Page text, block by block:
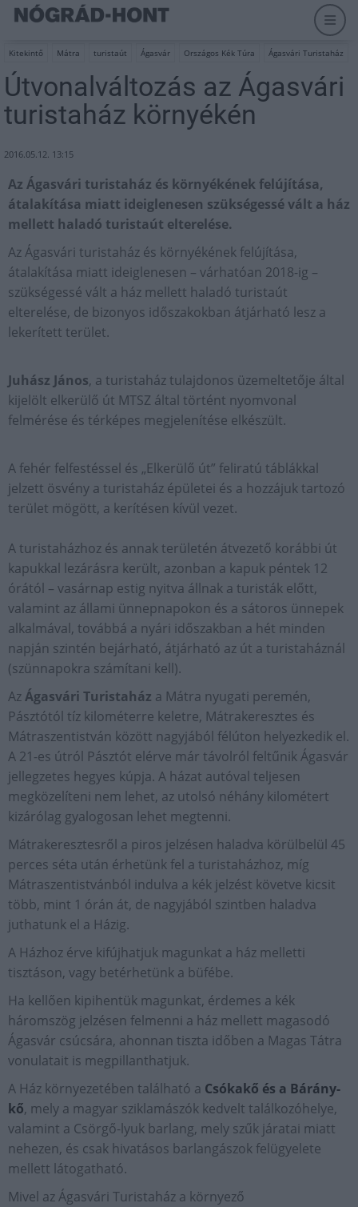
Kitekintő Mátra turistaút Ágasvár Országos Kék Túra Ágasvári Turistaház
Útvonalváltozás az Ágasvári
turistaház környékén
2016.05.12. 13:15
Az Ágasvári turistaház és környékének felújítása,
átalakítása miatt ideiglenesen szükségessé vált a ház
mellett haladó turistaút elterelése.
Az Ágasvári turistaház és környékének felújítása,
átalakítása miatt ideiglenesen – várhatóan 2018-ig –
szükségessé vált a ház mellett haladó turistaút
elterelése, de bizonyos időszakokban átjárható lesz a
lekerített terület.
Juhász János, a turistaház tulajdonos üzemeltetője által
kijelölt elkerülő út MTSZ által történt nyomvonal
felmérése és térképes megjelenítése elkészült.
A fehér felfestéssel és „Elkerülő út” feliratú táblákkal
jelzett ösvény a turistaház épületei és a hozzájuk tartozó
terület mögött, a kerítésen kívül vezet.
A turistaházhoz és annak területén átvezető korábbi út
kapukkal lezárásra került, azonban a kapuk péntek 12
órától – vasárnap estig nyitva állnak a turisták előtt,
valamint az állami ünnepnapokon és a sátoros ünnepek
alkalmával, továbbá a nyári időszakban a hét minden
napján szintén bejárható, átjárható az út a turistaháznál
(szünnapokra számítani kell).
AzÁgasvári Turistaház a Mátra nyugati peremén,
Pásztótól tíz kilométerre keletre, Mátrakeresztes és
Mátraszentistván között nagyjából félúton helyezkedik el.
A 21-es útról Pásztót elérve már távolról feltűnik Ágasvár
jellegzetes hegyes kúpja. A házat autóval teljesen
megközelíteni nem lehet, az utolsó néhány kilométert
kizárólag gyalogosan lehet megtenni.
Mátrakeresztesről a piros jelzésen haladva körülbelül 45
perces séta után érhetünk fel a turistaházhoz, míg
Mátraszentistvánból indulva a kék jelzést követve kicsit
több, mint 1 órán át, de nagyjából szintben haladva
juthatunk el a Házig.
A Házhoz érve kifújhatjuk magunkat a ház melletti
tisztáson, vagy betérhetünk a büfébe.
Ha kellően kipihentük magunkat, érdemes a kék
háromszög jelzésen felmenni a ház mellett magasodó
Ágasvár csúcsára, ahonnan tiszta időben a Magas Tátra
vonulatait is megpillanthatjuk.
A Ház környezetében található a Csókakő és a Bárány-
kő, mely a magyar sziklamászók kedvelt találkozóhelye,
valamint a Csörgő-lyuk barlang, mely szűk járatai miatt
nehezen, és csak hivatásos barlangászok felügyelete
mellett látogatható.
Mivel az Ágasvári Turistaház a környező